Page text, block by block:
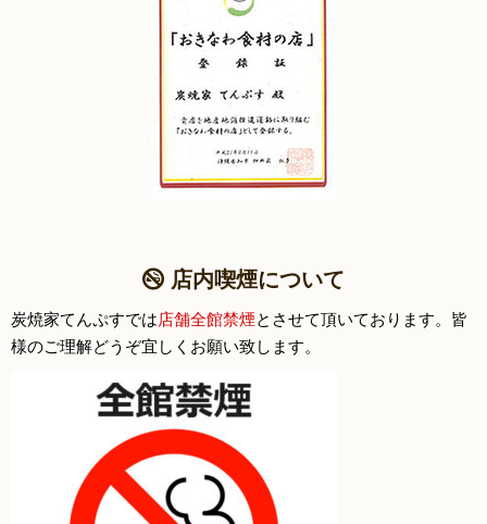
店内喫煙について
炭焼家てんぷすでは店舗全館禁煙とさせて頂いております。皆
様のご理解どうぞ宜しくお願い致します。